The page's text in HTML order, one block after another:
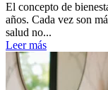
El concepto de
años. Cada vez son
salud no...
Leer más